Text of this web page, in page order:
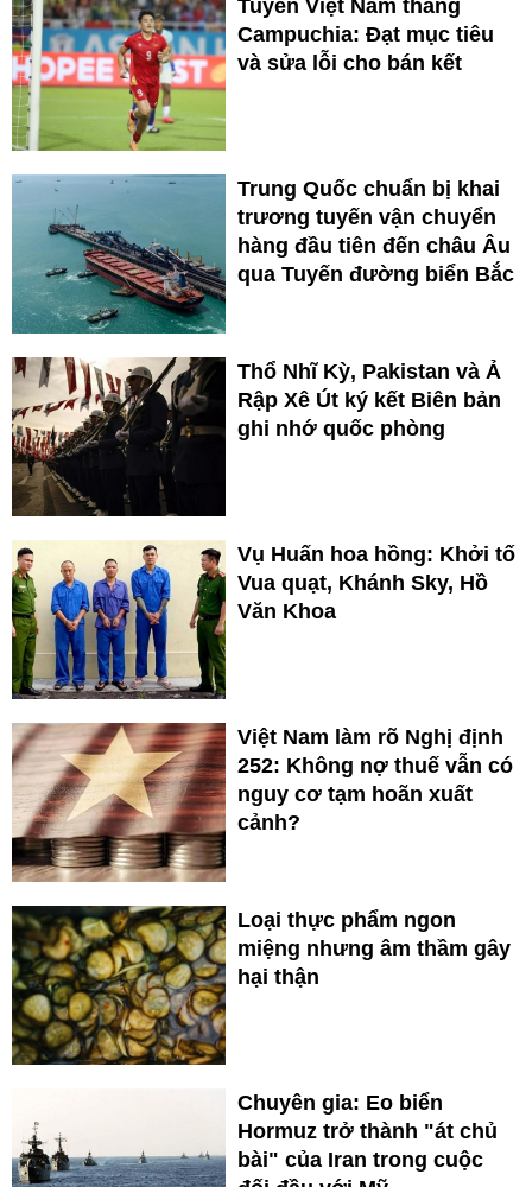
Tuyển Việt Nam thắng
Campuchia: Đạt mục tiêu
và sửa lỗi cho bán kết
Trung Quốc chuẩn bị khai
trương tuyến vận chuyển
hàng đầu tiên đến châu Âu
qua Tuyến đường biển Bắc
Thổ Nhĩ Kỳ, Pakistan và Ả
Rập Xê Út ký kết Biên bản
ghi nhớ quốc phòng
Vụ Huấn hoa hồng: Khởi tố
Vua quạt, Khánh Sky, Hồ
Văn Khoa
Việt Nam làm rõ Nghị định
252: Không nợ thuế vẫn có
nguy cơ tạm hoãn xuất
cảnh?
Loại thực phẩm ngon
miệng nhưng âm thầm gây
hại thận
Chuyên gia: Eo biển
Hormuz trở thành "át chủ
bài" của Iran trong cuộc